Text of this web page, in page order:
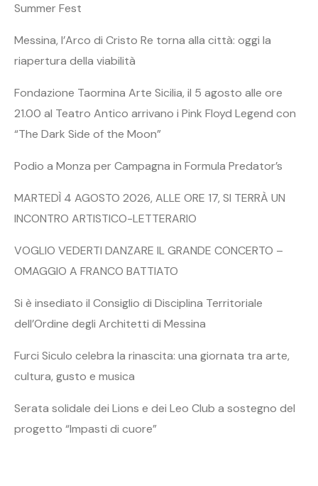
Summer Fest
Messina, l’Arco di Cristo Re torna alla città: oggi la
riapertura della viabilità
Fondazione Taormina Arte Sicilia, il 5 agosto alle ore
21.00 al Teatro Antico arrivano i Pink Floyd Legend con
“The Dark Side of the Moon”
Podio a Monza per Campagna in Formula Predator’s
MARTEDÌ 4 AGOSTO 2026, ALLE ORE 17, SI TERRÀ UN
INCONTRO ARTISTICO-LETTERARIO
VOGLIO VEDERTI DANZARE IL GRANDE CONCERTO –
OMAGGIO A FRANCO BATTIATO
Si è insediato il Consiglio di Disciplina Territoriale
dell’Ordine degli Architetti di Messina
Furci Siculo celebra la rinascita: una giornata tra arte,
cultura, gusto e musica
Serata solidale dei Lions e dei Leo Club a sostegno del
progetto “Impasti di cuore”